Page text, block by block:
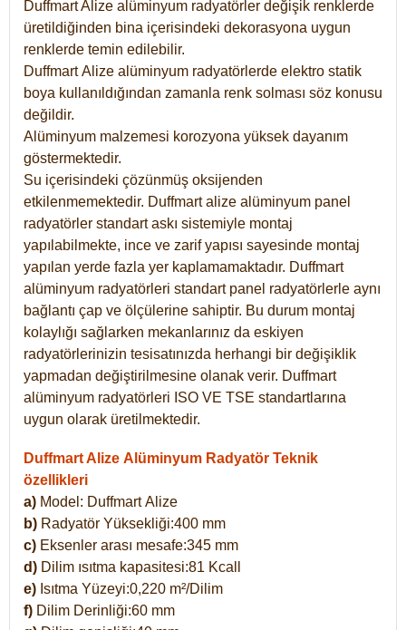
Duffmart Alize alüminyum radyatörler değişik renklerde
üretildiğinden bina içerisindeki dekorasyona uygun
renklerde temin edilebilir.
DuffmartAlize alüminyum radyatörlerde elektro statik
boya kullanıldığından zamanla renk solması söz konusu
değildir.
Alüminyum malzemesi korozyona yüksek dayanım
göstermektedir.
Su içerisindeki çözünmüş oksijenden
etkilenmemektedir. Duffmart alize alüminyum panel
radyatörler standart askı sistemiyle montaj
yapılabilmekte, ince ve zarif yapısı sayesinde montaj
yapılan yerde fazla yer kaplamamaktadır. Duffmart
alüminyum radyatörleri standart panel radyatörlerle aynı
bağlantı çap ve ölçülerine sahiptir. Bu durum montaj
kolaylığı sağlarken mekanlarınız da eskiyen
radyatörlerinizin tesisatınızda herhangi bir değişiklik
yapmadan değiştirilmesine olanak verir. Duffmart
alüminyum radyatörleri ISO VE TSE standartlarına
uygun olarak üretilmektedir.
Duffmart Alize Alüminyum Radyatör Teknik
özellikleri
a) Model: DuffmartAlize
b) Radyatör Yüksekliği:400 mm
c) Eksenler arası mesafe:345 mm
d) Dilim ısıtma kapasitesi:81 Kcall
e) Isıtma Yüzeyi:0,220 m²/Dilim
f) Dilim Derinliği:60 mm